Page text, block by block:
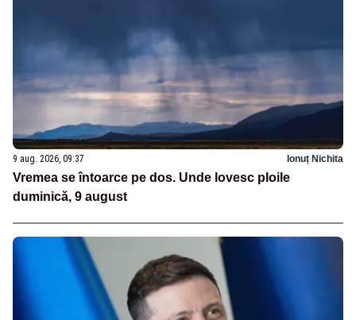
9 aug. 2026, 09:37 Ionuț Nichita
Vremea se întoarce pe dos. Unde lovesc ploile
duminică, 9 august